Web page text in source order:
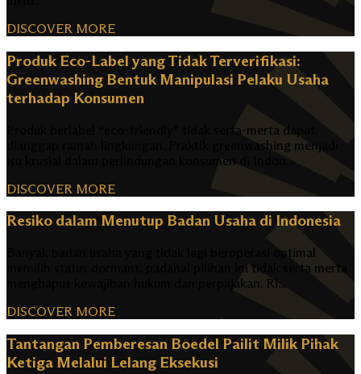
DISCOVER MORE
Produk Eco-Label yang Tidak Terverifikasi:
Greenwashing Bentuk Manipulasi Pelaku Usaha
terhadap Konsumen
Produk berlabel “eco-friendly” tidak serta-merta dapat
dianggap ramah lingkungan. Praktik greenwashing menjadi
isu krusial dalam perlindungan konsumen di Indon...
DISCOVER MORE
Resiko dalam Menutup Badan Usaha di Indonesia
Banyak badan usaha yang tidak lagi beroperasi optimal
memilih status dormant, padahal pilihan ini tidak serta merta
menghapus kewajiban hukum dan perpajakan. Ri...
DISCOVER MORE
Tantangan Pemberesan Boedel Pailit Milik Pihak
Ketiga Melalui Lelang Eksekusi